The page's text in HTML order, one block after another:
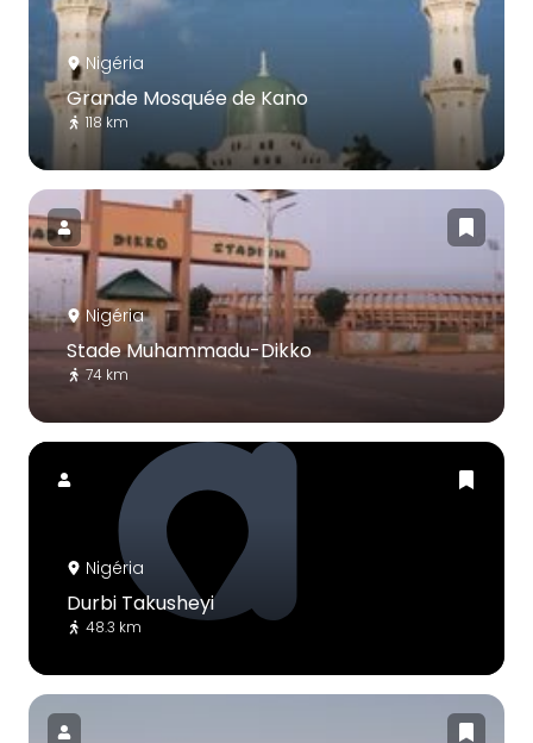
Nigéria
Grande Mosquée de Kano
118 km
Nigéria
Stade Muhammadu-Dikko
74 km
Nigéria
Durbi Takusheyi
48.3 km